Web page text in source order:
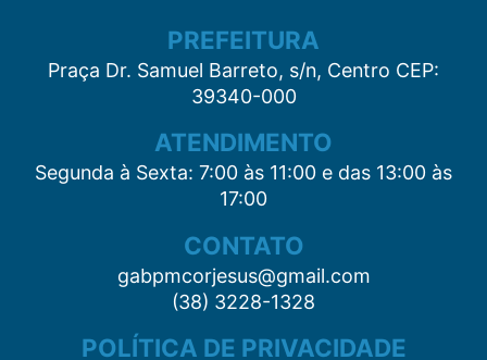
PREFEITURA
Praça Dr. Samuel Barreto, s/n, Centro CEP:
39340-000
ATENDIMENTO
Segunda à Sexta: 7:00 às 11:00 e das 13:00 às
17:00
CONTATO
gabpmcorjesus@gmail.com
(38) 3228-1328
POLÍTICA DE PRIVACIDADE